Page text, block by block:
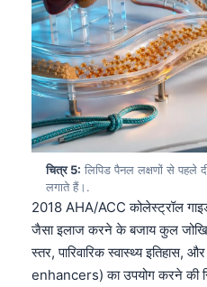
चित्र 5: लिपिड पैनल लक्षणों से पहले
लगाते हैं।.
2018 AHA/ACC कोलेस्ट्रॉल
जैसा इलाज करने के बजाय कुल
स्तर, पारिवारिक स्वास्थ्य इतिहास,
enhancers) का उपयोग करने की